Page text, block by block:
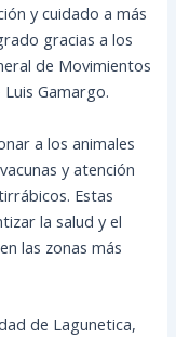
y cuidado a más
gracias a los
de Movimientos
Gamargo.
a los animales
y atención
Estas
la salud y el
las zonas más
de Lagunetica,